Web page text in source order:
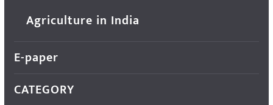
Agriculture in India
E-paper
CATEGORY